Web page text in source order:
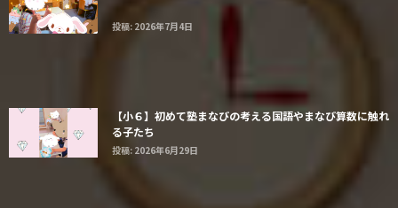
投稿: 2026年7月4日
【小６】初めて塾まなびの考える国語やまなび算数に触れ
る子たち
投稿: 2026年6月29日